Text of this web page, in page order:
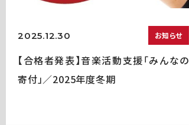
2025.12.30 お知らせ
【合格者発表】音楽活動支援「みんなの
寄付」／2025年度冬期